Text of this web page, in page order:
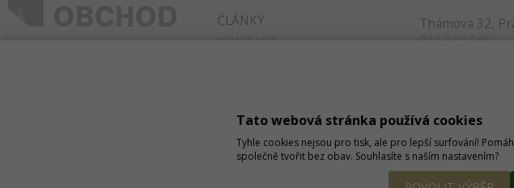
ČLÁNKY
KONTAKT
Thámova 32,
233 355 585
Tato webová stránka používá cookies
Tyhle cookies nejsou pro tisk, ale pro lepší surfování!
společně tvořit bez obav. Souhlasíte s naším nastavením?